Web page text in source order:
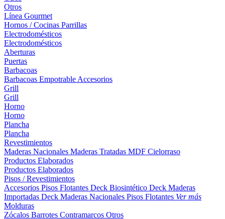
Otros
Línea Gourmet
Hornos / Cocinas Parrillas
Electrodomésticos
Electrodomésticos
Aberturas
Puertas
Barbacoas
Barbacoas Empotrable Accesorios
Grill
Grill
Horno
Horno
Plancha
Plancha
Revestimientos
Maderas Nacionales Maderas Tratadas MDF Cielorraso
Productos Elaborados
Productos Elaborados
Pisos / Revestimientos
Accesorios Pisos Flotantes Deck Biosintético Deck Maderas
Importadas Deck Maderas Nacionales Pisos Flotantes Ver más
Molduras
Zócalos Barrotes Contramarcos Otros